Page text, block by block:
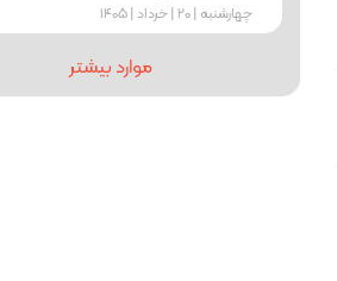
چهارشنبه | 20 | خرداد | 1405
موارد بیشتر